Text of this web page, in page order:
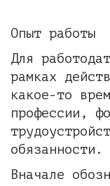
Опыт работы
Для
рамках
какое-то
профессии,
обязанности.
Вначале